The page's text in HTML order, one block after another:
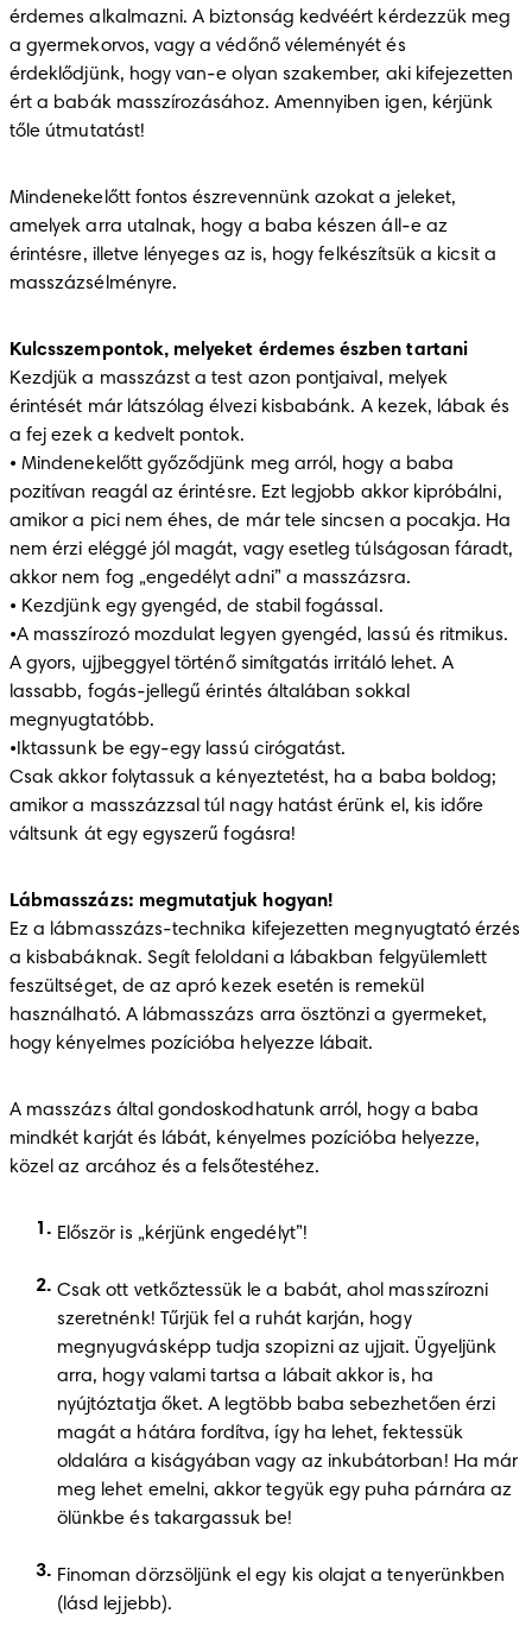
érdemes alkalmazni. A biztonság kedvéért kérdezzük meg
a gyermekorvos, vagy a védőnő véleményét és
érdeklődjünk, hogy van-e olyan szakember, aki kifejezetten
ért a babák masszírozásához. Amennyiben igen, kérjünk
tőle útmutatást!
Mindenekelőtt fontos észrevennünk azokat a jeleket,
amelyek arra utalnak, hogy a baba készen áll-e az
érintésre, illetve lényeges az is, hogy felkészítsük a kicsit a
masszázsélményre.
Kulcsszempontok, melyeket érdemes észben tartani
Kezdjük a masszázst a test azon pontjaival, melyek
érintését már látszólag élvezi kisbabánk. A kezek, lábak és
a fej ezek a kedvelt pontok.
• Mindenekelőtt győződjünk meg arról, hogy a baba
pozitívan reagál az érintésre. Ezt legjobb akkor kipróbálni,
amikor a pici nem éhes, de már tele sincsen a pocakja. Ha
nem érzi eléggé jól magát, vagy esetleg túlságosan fáradt,
akkor nem fog „engedélyt adni” a masszázsra.
• Kezdjünk egy gyengéd, de stabil fogással.
•A masszírozó mozdulat legyen gyengéd, lassú és ritmikus.
A gyors, ujjbeggyel történő simítgatás irritáló lehet. A
lassabb, fogás-jellegű érintés általában sokkal
megnyugtatóbb.
•Iktassunk be egy-egy lassú cirógatást.
Csak akkor folytassuk a kényeztetést, ha a baba boldog;
amikor a masszázzsal túl nagy hatást érünk el, kis időre
váltsunk át egy egyszerű fogásra!
Lábmasszázs: megmutatjuk hogyan!
Ez a lábmasszázs-technika kifejezetten megnyugtató érzés
a kisbabáknak. Segít feloldani a lábakban felgyülemlett
feszültséget, de az apró kezek esetén is remekül
használható. A lábmasszázs arra ösztönzi a gyermeket,
hogy kényelmes pozícióba helyezze lábait.
A masszázs által gondoskodhatunk arról, hogy a baba
mindkét karját és lábát, kényelmes pozícióba helyezze,
közel az arcához és a felsőtestéhez.
Először is „kérjünk engedélyt”!
Csak ott vetkőztessük le a babát, ahol masszírozni
szeretnénk! Tűrjük fel a ruhát karján, hogy
megnyugvásképp tudja szopizni az ujjait. Ügyeljünk
arra, hogy valami tartsa a lábait akkor is, ha
nyújtóztatja őket. A legtöbb baba sebezhetően érzi
magát a hátára fordítva, így ha lehet, fektessük
oldalára a kiságyában vagy az inkubátorban! Ha már
meg lehet emelni, akkor tegyük egy puha párnára az
ölünkbe és takargassuk be!
Finoman dörzsöljünk el egy kis olajat a tenyerünkben
(lásd lejjebb).